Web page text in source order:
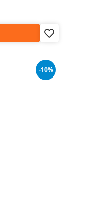
Add
List
-10%